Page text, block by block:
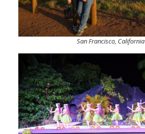
San Francisco, California